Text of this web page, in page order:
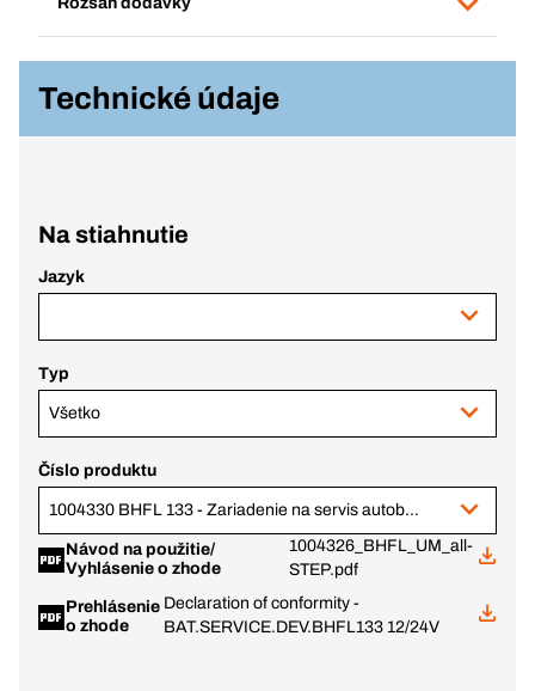
Technické údaje
Na stiahnutie
Jazyk
Typ
Všetko
Číslo produktu
1004330 BHFL 133 - Zariadenie na servis autobatérií, 12/24 V, 130 A
Návod na použitie/
Vyhlásenie o zhode
1004326_BHFL_UM_all-
STEP.pdf
Prehlásenie
o zhode
Declaration of conformity -
BAT.SERVICE.DEV.BHFL133 12/24V